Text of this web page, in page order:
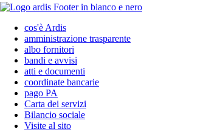
cos'è Ardis
amministrazione trasparente
albo fornitori
bandi e avvisi
atti e documenti
coordinate bancarie
pago PA
Carta dei servizi
Bilancio sociale
Visite al sito